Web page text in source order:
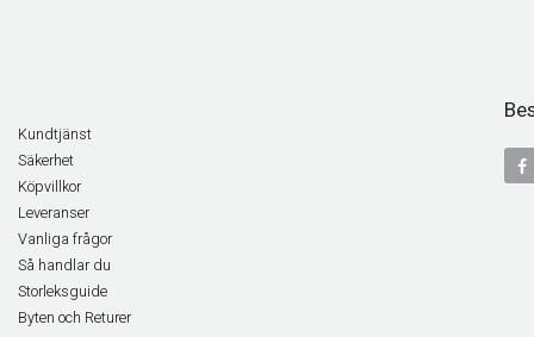
Kundtjänst
Säkerhet
Köpvillkor
Leveranser
Vanliga frågor
Så handlar du
Storleksguide
Byten och Returer